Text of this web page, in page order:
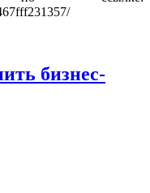
бизнес-